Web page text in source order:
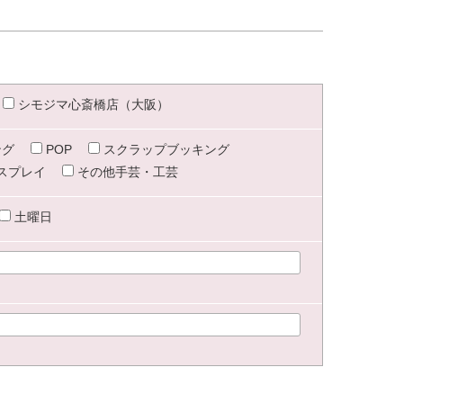
シモジマ心斎橋店（大阪）
POP
スクラップブッキング
プレイ その他手芸・工芸
土曜日